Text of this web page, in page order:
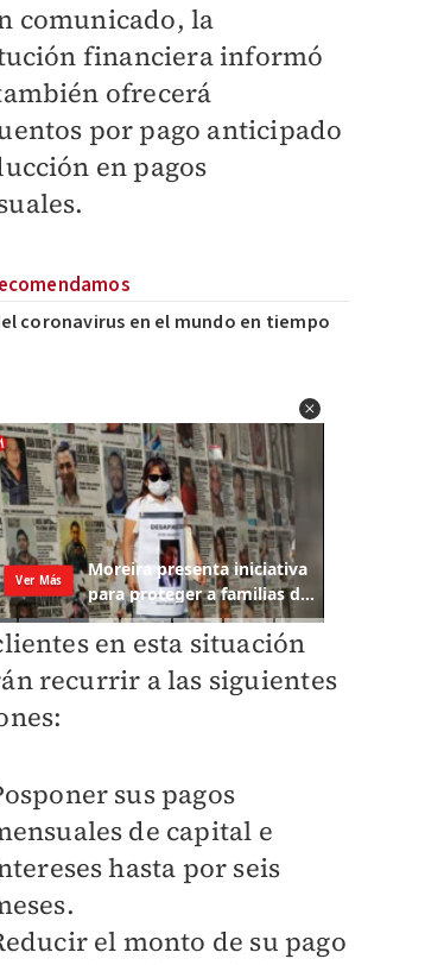
comunicado, la
financiera informó
ofrecerá
por pago anticipado
en pagos
coronavirus en el mundo en tiempo
en esta situación
recurrir a las siguientes
sus pagos
de capital e
hasta por seis
el monto de su pago